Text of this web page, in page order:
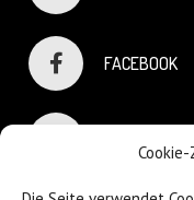
FACEBOOK